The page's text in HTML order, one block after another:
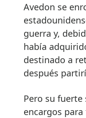
Avedon se
guerra y,
había
destinado a
después
Pero su
encargos